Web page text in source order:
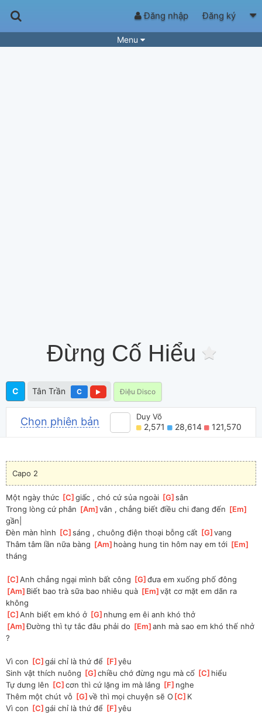
Đăng nhập Đăng ký
Menu
Đừng Cố Hiểu
C Tân Trần C Điệu Disco
Chọn phiên bản Duy Võ
2,571 28,614 121,570
Capo 2
Một ngày thức [C ]
giấc , chó cứ sủa ngoài [G ]
sân
Trong lòng cứ phân [Am ]
vân , chẳng biết điều chi đang đến [Em
gần|
Đèn màn hình [C ]
sáng , chuông điện thoại bỗng cất [G ]
vang
Thâm tâm lần nữa bàng [Am ]hoàng hung tin hôm nay em tới [Em
tháng
[C ]
Anh chẳng ngại mình bất công [G ]
đưa em xuống phố đông
[Am ]Biết bao trà sữa bao nhiêu quà [Em ]
vặt cơ mặt em dãn ra
không
[C ]
Anh biết em khó ở [G ]nhưng em êi anh khó thở
[Am ]
Đường thì tự tắc đâu phải do [Em ]
anh mà sao em khó thế nhở
?
Vì con [C ]
gái chỉ là thứ để [F ]
yêu
Sinh vật thích nuông [G ]
chiều chớ đừng ngu mà cố [C ]hiểu
Tự dưng lên [C ]
cơn thì cứ lặng im mà lắng [F ]nghe
Thêm một chút vỗ [G ]
về thì mọi chuyện sẽ O [C ]K
Vì con [C ]
gái chỉ là thứ để [F ]
yêu